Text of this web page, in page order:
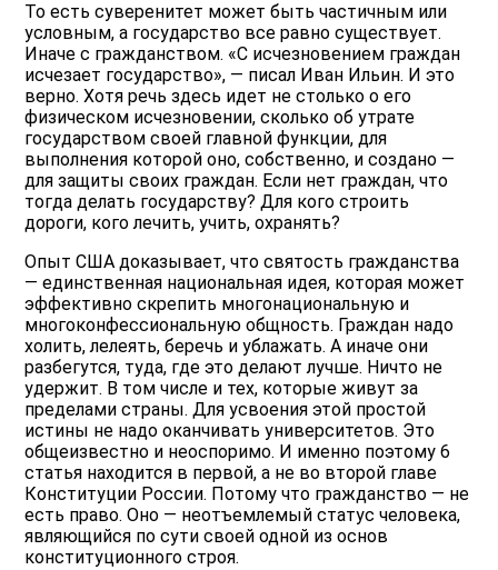
То есть суверенитет может быть частичным или
условным, а государство все равно существует.
Иначе с гражданством. «С исчезновением граждан
исчезает государство», — писал Иван Ильин. И это
верно. Хотя речь здесь идет не столько о его
физическом исчезновении, сколько об утрате
государством своей главной функции, для
выполнения которой оно, собственно, и создано —
для защиты своих граждан. Если нет граждан, что
тогда делать государству? Для кого строить
дороги, кого лечить, учить, охранять?
Опыт США доказывает, что святость гражданства
— единственная национальная идея, которая может
эффективно скрепить многонациональную и
многоконфессиональную общность. Граждан надо
холить, лелеять, беречь и ублажать. А иначе они
разбегутся, туда, где это делают лучше. Ничто не
удержит. В том числе и тех, которые живут за
пределами страны. Для усвоения этой простой
истины не надо оканчивать университетов. Это
общеизвестно и неоспоримо. И именно поэтому 6
статья находится в первой, а не во второй главе
Конституции России. Потому что гражданство — не
есть право. Оно — неотъемлемый статус человека,
являющийся по сути своей одной из основ
конституционного строя.